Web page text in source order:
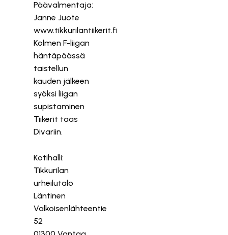
Päävalmentaja:
Janne Juote
www.tikkurilantiikerit.fi
Kolmen F-liigan
häntäpäässä
taistellun
kauden jälkeen
syöksi liigan
supistaminen
Tiikerit taas
Divariin.
Kotihalli:
Tikkurilan
urheilutalo
Läntinen
Valkoisenlähteentie
52